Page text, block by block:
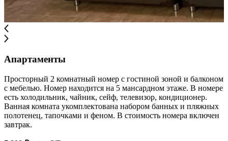
Апартаменты
Просторный 2 комнатный номер с гостиной зоной и балконом
с мебелью. Номер находится на 5 мансардном этаже. В номере
есть холодильник, чайник, сейф, телевизор, кондиционер.
Ванная комната укомплектована набором банных и пляжных
полотенец, тапочками и феном. В стоимость номера включен
завтрак.